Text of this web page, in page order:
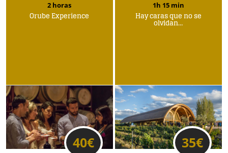
2 horas
Orube Experience
40€
1h 15 min
Hay caras que no se
olvidan…
35€